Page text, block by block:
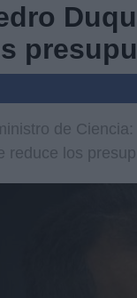
de
reduce los